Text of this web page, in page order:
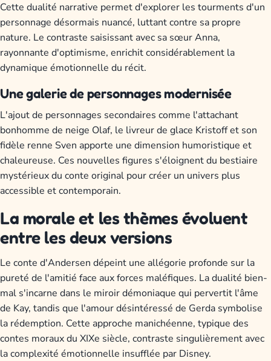
Cette dualité narrative permet d'explorer les tourments d'un
personnage désormais nuancé, luttant contre sa propre
nature. Le contraste saisissant avec sa sœur Anna,
rayonnante d'optimisme, enrichit considérablement la
dynamique émotionnelle du récit.
Une galerie de personnages modernisée
L'ajout de personnages secondaires comme l'attachant
bonhomme de neige Olaf, le livreur de glace Kristoff et son
fidèle renne Sven apporte une dimension humoristique et
chaleureuse. Ces nouvelles figures s'éloignent du bestiaire
mystérieux du conte original pour créer un univers plus
accessible et contemporain.
La morale et les thèmes évoluent
entre les deux versions
Le conte d'Andersen dépeint une allégorie profonde sur la
pureté de l'amitié face aux forces maléfiques. La dualité bien-
mal s'incarne dans le miroir démoniaque qui pervertit l'âme
de Kay, tandis que l'amour désintéressé de Gerda symbolise
la rédemption. Cette approche manichéenne, typique des
contes moraux du XIXe siècle, contraste singulièrement avec
la complexité émotionnelle insufflée par Disney.